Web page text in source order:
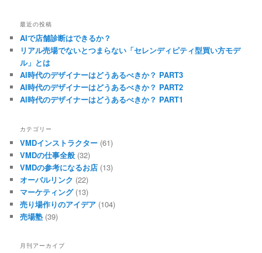
最近の投稿
AIで店舗診断はできるか？
リアル売場でないとつまらない「セレンディピティ型買い方モデ
ル」とは
AI時代のデザイナーはどうあるべきか？ PART3
AI時代のデザイナーはどうあるべきか？ PART2
AI時代のデザイナーはどうあるべきか？ PART1
カテゴリー
VMDインストラクター (61)
VMDの仕事全般 (32)
VMDの参考になるお店 (13)
オーバルリンク (22)
マーケティング(13)
売り場作りのアイデア (104)
売場塾 (39)
月刊アーカイブ